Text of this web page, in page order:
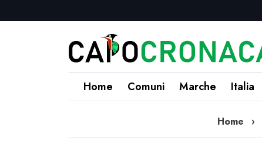
Home Comuni Marche Italia
Home ›